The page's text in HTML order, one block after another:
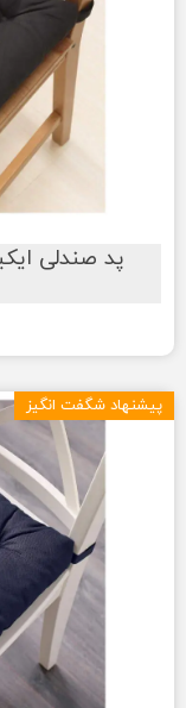
پیشنهاد شگفت انگیز